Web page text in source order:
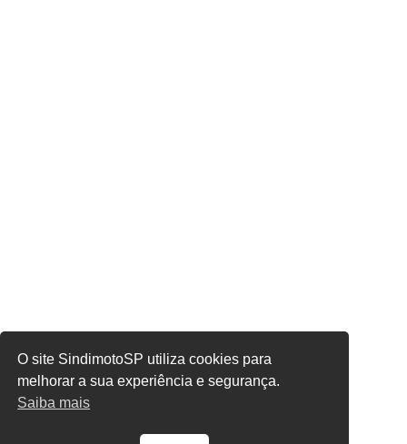
O site SindimotoSP utiliza cookies para
melhorar a sua experiência e segurança.
Saiba mais